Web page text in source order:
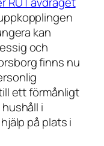
kan
och
finns nu
ett förmånligt
i
på plats i